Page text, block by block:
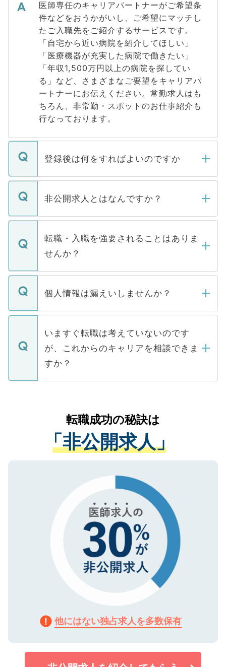
医師専任のキャリアパートナーがご希望条
件などをおうかがいし、ご希望にマッチし
たご入職先をご紹介するサービスです。
「自宅から近い病院を紹介してほしい」
「医療機器が充実した病院で働きたい」
「年収1,500万円以上の病院を探してい
る」など、さまざまなご要望をキャリアパ
ートナーにお伝えください。常勤求人はも
ちろん、非常勤・スポットのお仕事紹介も
行なっております。
登録後は何をすればよいのですか
ご登録いただきましたら、弊社担当者がご
登録内容を確認し、その後メールもしくは
ます。通常、5営業日以内にはご連絡をせて
いただきますので、しばらくお待ちくださ
非公開求人とはなんですか？
マイナビDOCTORで取り扱っている求人の
うち約3割は、Webサイトからご覧いただ
けない「非公開求人」です。非公開求人は
下記の理由によって、一般には公開してい
ません。
■応募殺到を避けるため 人気のある医療機
関を公にしてしまうと、応募が殺到する場
に、医療機関が求める条件に合った人材の
みを人材紹介会社に依頼するケースが増え
ています。
転職・入職を強要されることはありま
せんか？
転職・入職を強要することは一切ありませ
ん。また、仮に応募先から内定をいただい
定を承諾する必要はありません。内定先へ
の辞退の連絡はキャリアパートナーが行い
個人情報は漏えいしませんか？
個人情報が漏えいすることはありませんの
で、ご安心ください。当サイトからの登録
などで収集したご登録者様の個人情報は、
ご本人のキャリアアップおよび転職活動の
支援を目的に使用いたします。お預かりし
ているすべての個人データはご本人の許可
は、個人情報の取り扱いについての厳密な
管理基準を満たした事業者のみに付与され
る、プライバシーマークを取得済みです。
で、機密保持に関してもご安心ください。
いますぐ転職は考えていないのです
が、これからのキャリアを相談できま
すか？
かがいして、現在の医療機関の状況や紹介
経験をまじえながら、適切なアドバイスを
させていただきます。すぐにご転職をされ
ない方には、長期的なサポートが可能です
ので、まずはご登録ください。
転職成功の秘訣は
「非公開求人」
他にはない独占求人を多数保有